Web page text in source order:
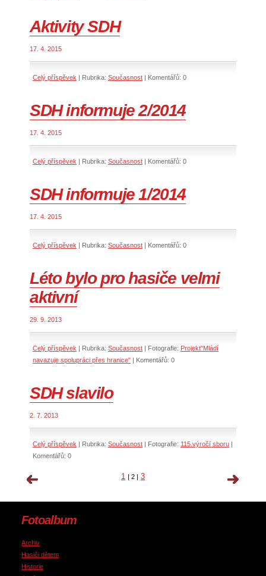
Aktivity SDH
17. 4. 2015
Celý příspěvek Rubrika: Současnost Komentářů: 0
SDH informuje 2/2014
17. 4. 2015
Celý příspěvek Rubrika: Současnost Komentářů: 0
SDH informuje 1/2014
17. 4. 2015
Celý příspěvek Rubrika: Současnost Komentářů: 0
Léto bylo pro hasiče velmi
aktivní
29. 9. 2013
Celý příspěvek Rubrika: Současnost Fotografie: Projekt"Mládí
navazuje spolupráci přes hranice"
Komentářů: 0
SDH slavilo
2. 7. 2013
Celý příspěvek Rubrika: Současnost Fotografie: 115.výročí sboru
Komentářů: 0
1 2 3
Fotoalbum
Archiv
Hasiči dětem
Historie